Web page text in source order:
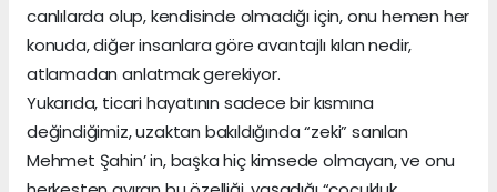
canlılarda olup, kendisinde olmadığı için, onu hemen her
konuda, diğer insanlara göre avantajlı kılan nedir,
atlamadan anlatmak gerekiyor.
Yukarıda, ticari hayatının sadece bir kısmına
değindiğimiz, uzaktan bakıldığında “zeki” sanılan
Mehmet Şahin’ in, başka hiç kimsede olmayan, ve onu